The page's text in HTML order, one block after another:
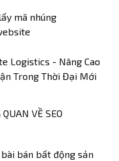
mã nhúng
Logistics - Nâng Cao
Trong Thời Đại Mới
VỀ SEO
bán bất động sản